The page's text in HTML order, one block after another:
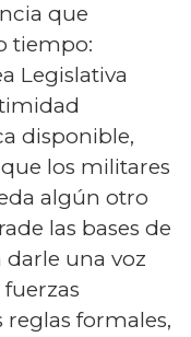
que
tiempo:
Legislativa
disponible,
los militares
algún otro
las bases de
una voz
reglas formales,